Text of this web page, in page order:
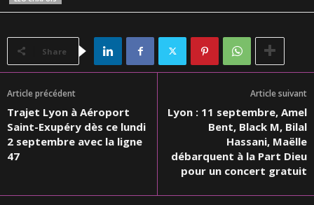
Share
Article précédent
Trajet Lyon à Aéroport
Saint-Exupéry dès ce lundi
2 septembre avec la ligne
47
Article suivant
Lyon : 11 septembre, Amel
Bent, Black M, Bilal
Hassani, Maëlle
débarquent à la Part Dieu
pour un concert gratuit